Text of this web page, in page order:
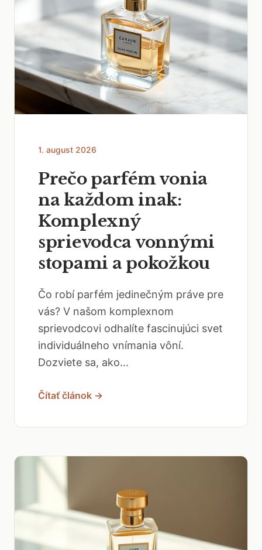
1. august 2026
Prečo parfém vonia
na každom inak:
Komplexný
sprievodca vonnými
stopami a pokožkou
Čo robí parfém jedinečným práve pre
vás? V našom komplexnom
sprievodcovi odhalíte fascinujúci svet
individuálneho vnímania vôní.
Dozviete sa, ako...
Čítať článok →